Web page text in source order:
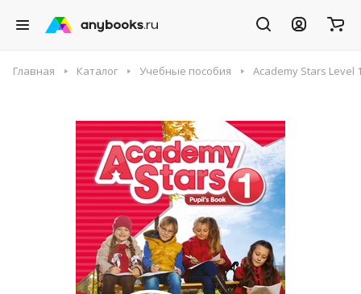
Главная Каталог Учебные пособия Academy Stars Level